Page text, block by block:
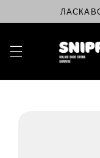
вмісту